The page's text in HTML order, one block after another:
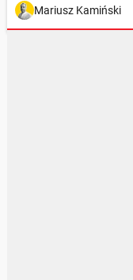
Mariusz Kamiński